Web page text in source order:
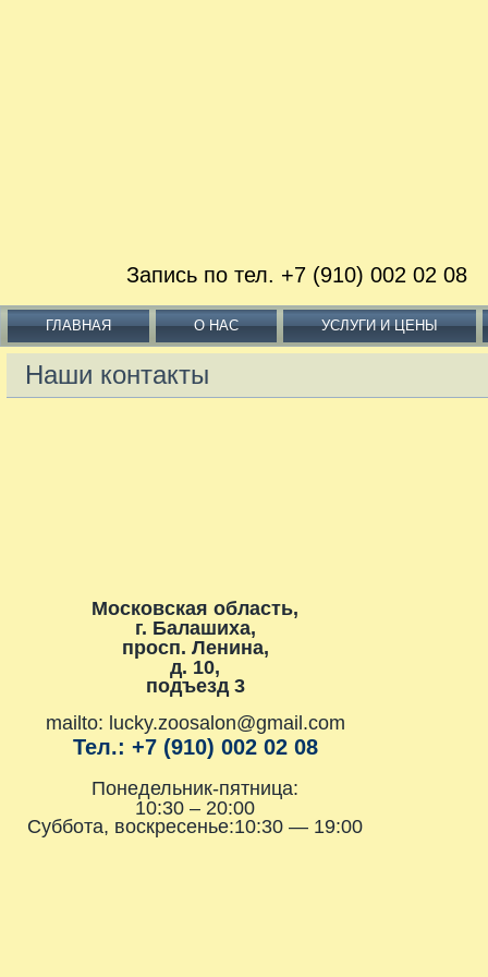
Запись по тел. +7 (910) 002
ГЛАВНАЯ О НАС УСЛУГИ И ЦЕНЫ
Наши контакты
Московская область,
г. Балашиха,
просп. Ленина,
д. 10,
подъезд 3
mailto: lucky.zoosalon@gmail.com
Тел.: +7 (910) 002 02 08
Понедельник-пятница:
10:30 – 20:00
Суббота, воскресенье:10:30 — 19:00